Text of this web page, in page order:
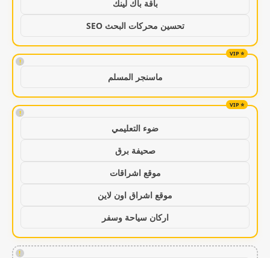
باقة باك لينك
تحسين محركات البحث SEO
!
ماسنجر المسلم
!
ضوء التعليمي
صحيفة برق
موقع اشراقات
موقع اشراق اون لاين
اركان سياحة وسفر
!